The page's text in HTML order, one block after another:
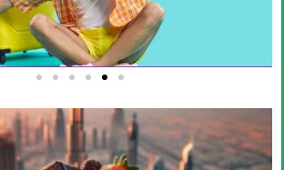
מציאת
טיסה זולה?